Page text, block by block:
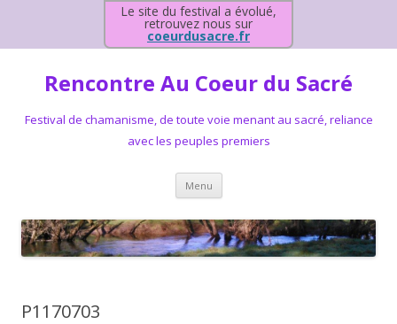
Le site du festival a évolué,
retrouvez nous sur
coeurdusacre.fr
Rencontre Au Coeur du Sacré
Festival de chamanisme, de toute voie menant au sacré, reliance
avec les peuples premiers
Menu Aller au contenu principal
P1170703